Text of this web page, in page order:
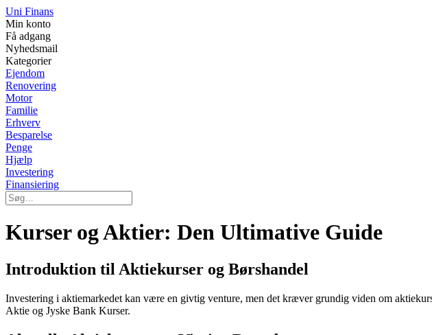
Uni Finans
Min konto
Få adgang
Nyhedsmail
Kategorier
Ejendom
Renovering
Motor
Familie
Erhverv
Besparelse
Penge
Hjælp
Investering
Finansiering
Kurser og Aktier: Den Ultimative Guide
Introduktion til Aktiekurser og Børshandel
Investering i aktiemarkedet kan være en givtig venture, men det kræver grundig viden om
Aktie og Jyske Bank Kurser.